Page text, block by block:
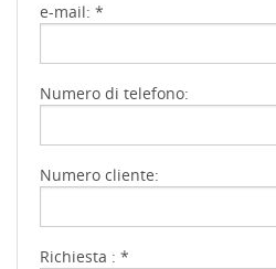
e-mail: *
Numero di telefono:
Numero cliente:
Richiesta : *